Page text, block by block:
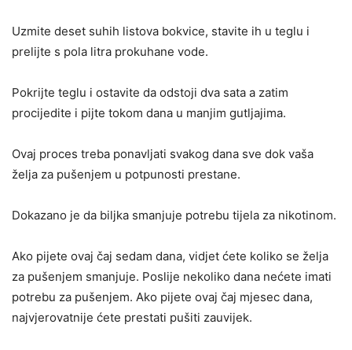
Uzmite deset suhih listova bokvice, stavite ih u teglu i
prelijte s pola litra prokuhane vode.
Pokrijte teglu i ostavite da odstoji dva sata a zatim
procijedite i pijte tokom dana u manjim gutljajima.
Ovaj proces treba ponavljati svakog dana sve dok vaša
želja za pušenjem u potpunosti prestane.
Dokazano je da biljka smanjuje potrebu tijela za nikotinom.
Ako pijete ovaj čaj sedam dana, vidjet ćete koliko se želja
za pušenjem smanjuje. Poslije nekoliko dana nećete imati
potrebu za pušenjem. Ako pijete ovaj čaj mjesec dana,
najvjerovatnije ćete prestati pušiti zauvijek.